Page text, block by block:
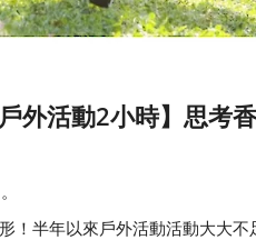
外活動2小時】思考
半年以來戶外活動活動大大不